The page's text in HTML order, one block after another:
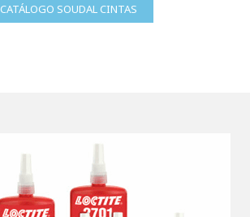
CATÁLOGO SOUDAL CINTAS